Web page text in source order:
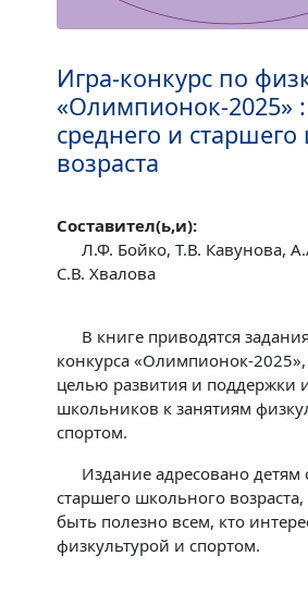
Игра-конкурс по
«Олимпионок-2025»
среднего и
возраста
Составител(ь,и):
Л.Ф. Бойко, Т.В. Кавунова,
С.В. Хвалова
В книге приводятся
конкурса «Олимпионок-
целью развития и поддержки
школьников к занятиям
спортом.
Издание адресовано детям
старшего школьного
быть полезно всем, кто
физкультурой и спортом.